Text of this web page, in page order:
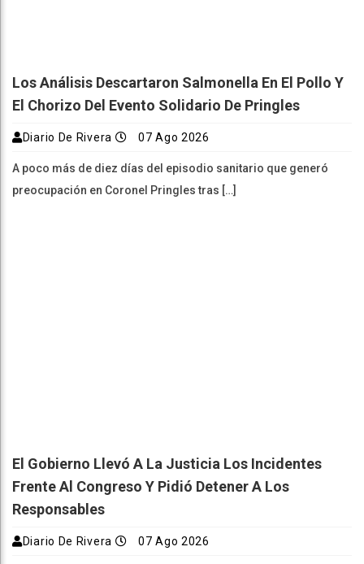
Los Análisis Descartaron Salmonella En El Pollo Y
El Chorizo Del Evento Solidario De Pringles
Diario De Rivera 07 Ago 2026
A poco más de diez días del episodio sanitario que generó
preocupación en Coronel Pringles tras […]
El Gobierno Llevó A La Justicia Los Incidentes
Frente Al Congreso Y Pidió Detener A Los
Responsables
Diario De Rivera 07 Ago 2026